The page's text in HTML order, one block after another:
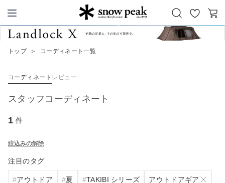
Snow Peak
お
気
カ
トップ ＞ コーディネート一覧
コーディネート レビュー
スタッフコーディネート
1 件
絞込みの解除
注目のタグ
アウトドア 夏 TAKIBI シリーズ アウトドアギア